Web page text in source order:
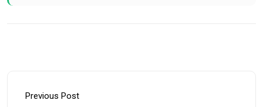
Previous Post